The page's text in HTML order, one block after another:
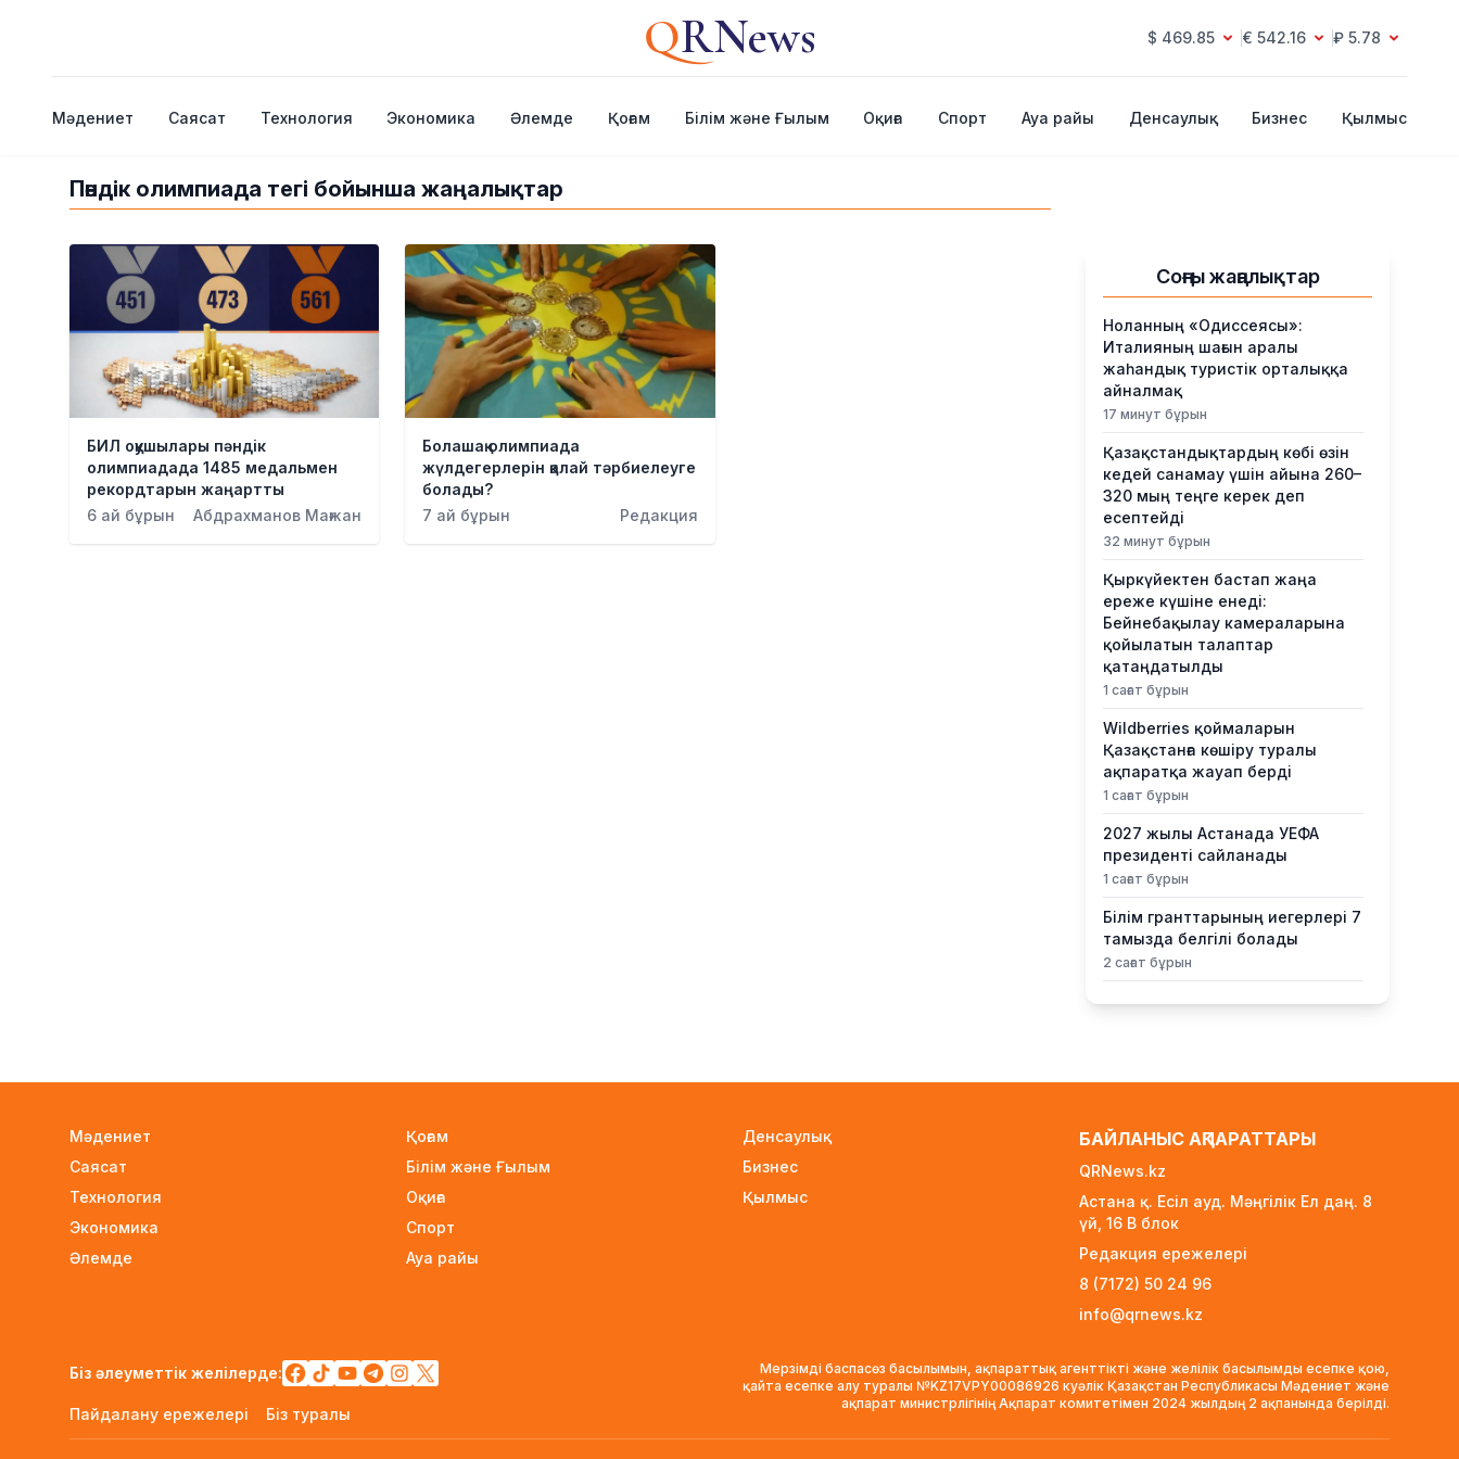
QRNews $ 469.85 € 542.16 ₽ 5.78
Мәдениет Саясат Технология Экономика Әлемде Қоғам Білім және Ғылым Оқиға Спорт Ауа райы Денсаулық Бизнес Қылмыс
Пәндік олимпиада тегі бойынша жаңалықтар
БИЛ оқушылары пәндік
олимпиадада 1485 медальмен
рекордтарын жаңартты
6 ай бұрын
Абдрахманов Мағжан
Болашақ олимпиада
жүлдегерлерін қалай тәрбиелеуге
болады?
7 ай бұрын
Редакция
Соңғы жаңалықтар
Ноланның «Одиссеясы»:
Италияның шағын аралы
жаһандық туристік орталыққа
айналмақ
17 минут бұрын
Қазақстандықтардың көбі өзін
кедей санамау үшін айына 260–
320 мың теңге керек деп
есептейді
32 минут бұрын
Қыркүйектен бастап жаңа
ереже күшіне енеді:
Бейнебақылау камераларына
қойылатын талаптар
қатаңдатылды
1 сағат бұрын
Wildberries қоймаларын
Қазақстанға көшіру туралы
ақпаратқа жауап берді
1 сағат бұрын
2027 жылы Астанада УЕФА
президенті сайланады
1 сағат бұрын
Білім гранттарының иегерлері 7
тамызда белгілі болады
2 сағат бұрын
Тоқаев «Бәйтерек» холдингінің
Жастардан банк карталарын
сатып алып, интернет-
алаяқтарға өткізген күдікті
ұсталды
18 сағат бұрын
Алматының Ақжар
шағынауданында 36 шақырым
19 сағат бұрын
Рақымшылық аясында қанша
адам босатылды?
20 сағат бұрын
АҚШ пен Иран Ормуз бұғазы
Мәдениет
Саясат
Технология
Экономика
Әлемде
Қоғам
Білім және Ғылым
Оқиға
Спорт
Ауа райы
Денсаулық
Бизнес
Қылмыс
БАЙЛАНЫС АҚПАРАТТАРЫ
QRNews.kz
Астана қ. Есіл ауд. Мәңгілік Ел даң. 8
үй, 16 B блок
Редакция ережелері
8 (7172) 50 24 96
info@qrnews.kz
Біз әлеуметтік желілерде:
Пайдалану ережелері Біз туралы
Мерзімді баспасөз басылымын, ақпараттық агенттікті және желілік басылымды есепке қою,
қайта есепке алу туралы №KZ17VPY00086926 куәлік Қазақстан Республикасы Мәдениет және
ақпарат министрлігінің Ақпарат комитетімен 2024 жылдың 2 ақпанында берілді.